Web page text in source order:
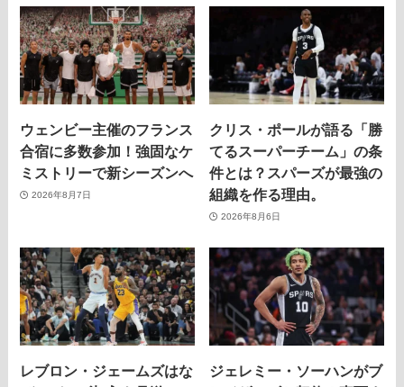
ウェンビー主催のフランス
合宿に多数参加！強固なケ
ミストリーで新シーズンへ
2026年8月7日
クリス・ポールが語る「勝
てるスーパーチーム」の条
件とは？スパーズが最強の
組織を作る理由。
2026年8月6日
レブロン・ジェームズはな
ジェレミー・ソーハンがブ